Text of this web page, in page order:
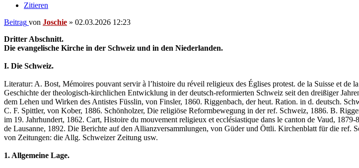
Zitieren
Beitrag von Joschie » 02.03.2026 12:23
Dritter Abschnitt.
Die evangelische Kirche in der Schweiz und in den Niederlanden.
I. Die Schweiz.
Literatur: A. Bost, Mémoires pouvant servir à l’histoire du réveil religieux des Églises protest. de la Suisse et
Geschichte der theologisch-kirchlichen Entwicklung in der deutsch-reformierten Schweiz seit den dreißiger
dem Lehen und Wirken des Antistes Füsslin, von Finsler, 1860. Riggenbach, der heut. Ration. in d. deutsch.
C. F. Spittler, von Kober, 1886. Schönholzer, Die religiöse Reformbewegung in der ref. Schweiz, 1886. B.
im 19. Jahrhundert, 1862. Cart, Histoire du mouvement religieux et ecclésiastique dans le canton de Vaud,
de Lausanne, 1892. Die Berichte auf den Allianzversammlungen, von Güder und Öttli. Kirchenblatt für die ref.
von Zeitungen: die Allg. Schweizer Zeitung usw.
1. Allgemeine Lage.